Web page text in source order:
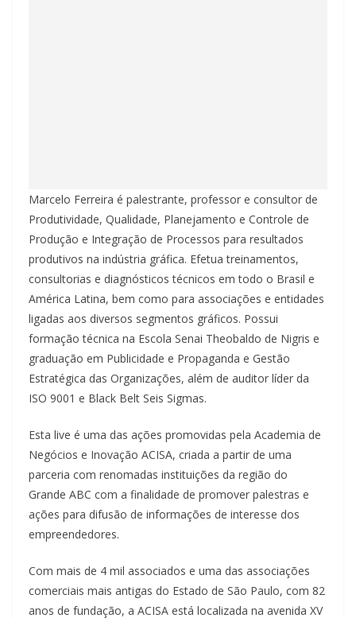
Marcelo Ferreira é palestrante, professor e consultor de
Produtividade, Qualidade, Planejamento e Controle de
Produção e Integração de Processos para resultados
produtivos na indústria gráfica. Efetua treinamentos,
consultorias e diagnósticos técnicos em todo o Brasil e
América Latina, bem como para associações e entidades
ligadas aos diversos segmentos gráficos. Possui
formação técnica na Escola Senai Theobaldo de Nigris e
graduação em Publicidade e Propaganda e Gestão
Estratégica das Organizações, além de auditor líder da
ISO 9001 e Black Belt Seis Sigmas.
Esta live é uma das ações promovidas pela Academia de
Negócios e Inovação ACISA, criada a partir de uma
parceria com renomadas instituições da região do
Grande ABC com a finalidade de promover palestras e
ações para difusão de informações de interesse dos
empreendedores.
Com mais de 4 mil associados e uma das associações
comerciais mais antigas do Estado de São Paulo, com 82
anos de fundação, a ACISA está localizada na avenida XV